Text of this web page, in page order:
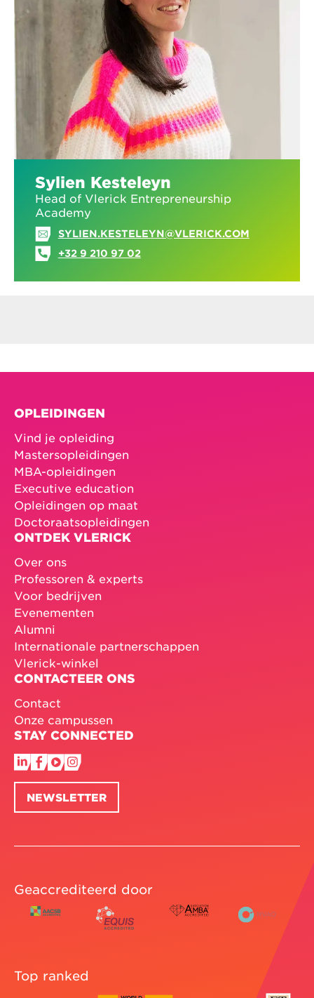
Sylien Kesteleyn
Head of Vlerick Entrepreneurship
Academy
SYLIEN.KESTELEYN@VLERICK.COM
+32 9 210 97 02
OPLEIDINGEN
Vind je opleiding
Mastersopleidingen
MBA-opleidingen
Executive education
Opleidingen op maat
Doctoraatsopleidingen
ONTDEK VLERICK
Over ons
Professoren & experts
Voor bedrijven
Evenementen
Alumni
Internationale partnerschappen
Vlerick-winkel
CONTACTEER ONS
Contact
Onze campussen
STAY CONNECTED
NEWSLETTER
Geaccrediteerd door
Top ranked